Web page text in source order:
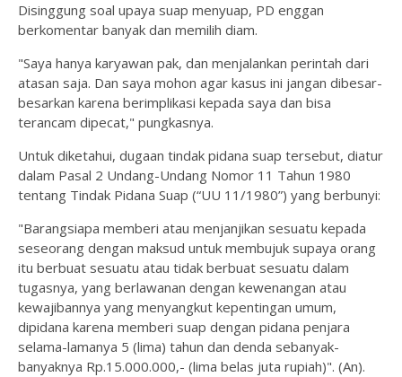
Disinggung soal upaya suap menyuap, PD enggan
berkomentar banyak dan memilih diam.
"Saya hanya karyawan pak, dan menjalankan perintah dari
atasan saja. Dan saya mohon agar kasus ini jangan dibesar-
besarkan karena berimplikasi kepada saya dan bisa
terancam dipecat," pungkasnya.
Untuk diketahui, dugaan tindak pidana suap tersebut, diatur
dalam Pasal 2 Undang-Undang Nomor 11 Tahun 1980
tentang Tindak Pidana Suap (“UU 11/1980”) yang berbunyi:
"Barangsiapa memberi atau menjanjikan sesuatu kepada
seseorang dengan maksud untuk membujuk supaya orang
itu berbuat sesuatu atau tidak berbuat sesuatu dalam
tugasnya, yang berlawanan dengan kewenangan atau
kewajibannya yang menyangkut kepentingan umum,
dipidana karena memberi suap dengan pidana penjara
selama-lamanya 5 (lima) tahun dan denda sebanyak-
banyaknya Rp.15.000.000,- (lima belas juta rupiah)". (An).